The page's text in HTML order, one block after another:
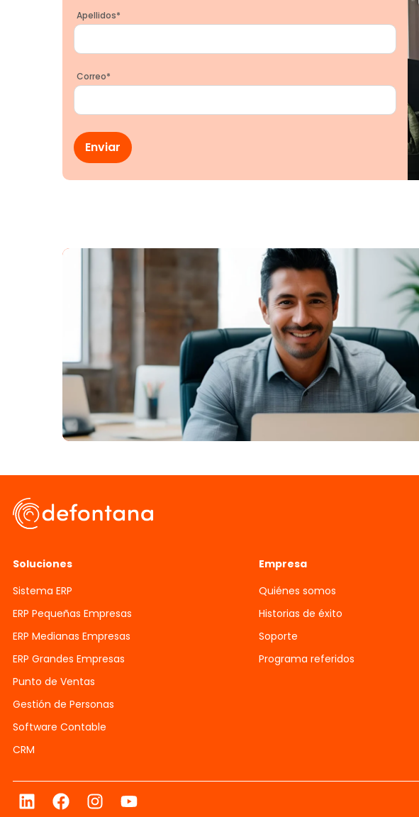
Apellidos*
Correo*
Soluciones
Sistema ERP
ERP Pequeñas Empresas
ERP Medianas Empresas
ERP Grandes Empresas
Punto de Ventas
Gestión de Personas
Software Contable
CRM
Empresa
Quiénes somos
Historias de éxito
Soporte
Programa referidos